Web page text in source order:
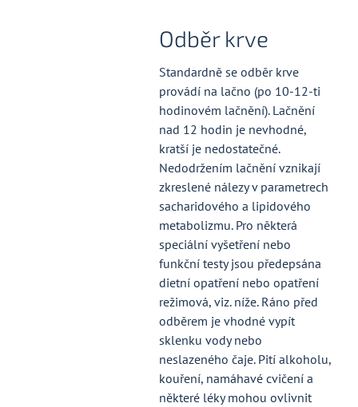
Odběr krve
Standardně se odběr krve
provádí na lačno (po 10-12-ti
hodinovém lačnění). Lačnění
nad 12 hodin je nevhodné,
kratší je nedostatečné.
Nedodržením lačnění vznikají
zkreslené nálezy v parametrech
sacharidového a lipidového
metabolizmu. Pro některá
speciální vyšetření nebo
funkční testy jsou předepsána
dietní opatření nebo opatření
režimová, viz. níže. Ráno před
odběrem je vhodné vypít
sklenku vody nebo
neslazeného čaje. Pití alkoholu,
kouření, namáhavé cvičení a
některé léky mohou ovlivnit